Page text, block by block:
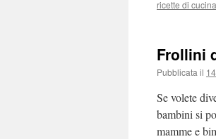
ricette di cucina
Frollini
Pubblicata il
Se volete
bambini si
mamme e